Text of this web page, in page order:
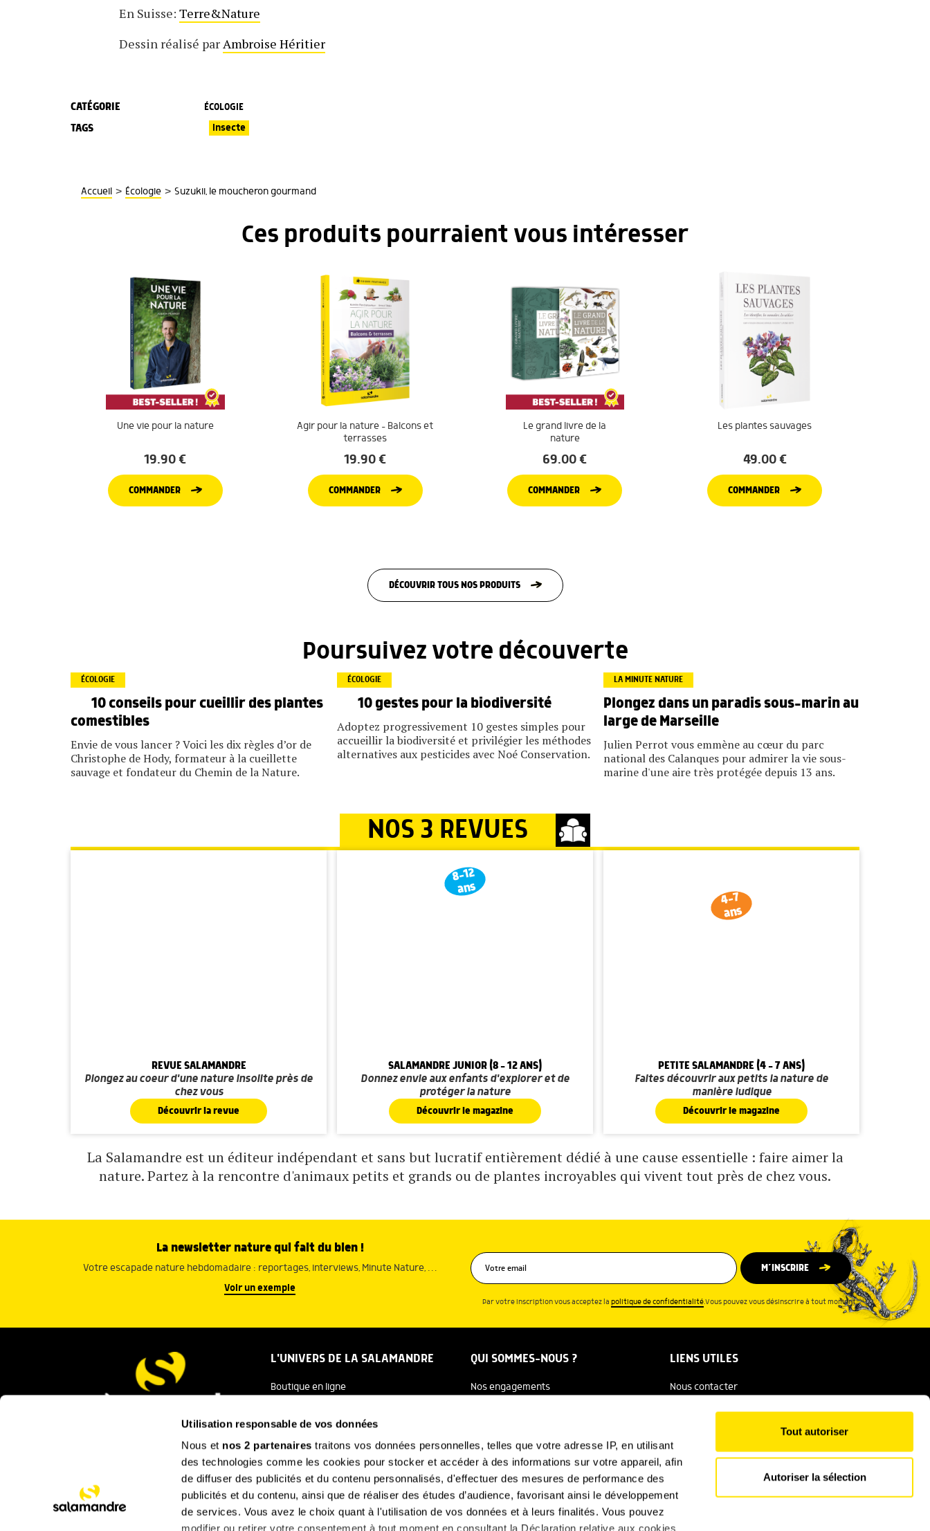
Utilisation responsable de vos données
Nous et nos 2 partenaires traitons vos données personnelles, telles que votre adresse IP, en utilisant
des technologies comme les cookies pour stocker et accéder à des informations sur votre appareil, afin
de diffuser des publicités et du contenu personnalisés, d'effectuer des mesures de performance des
publicités et du contenu, ainsi que de réaliser des études d’audience, favorisant ainsi le développement
de services. Vous avez le choix quant à l'utilisation de vos données et à leurs finalités. Vous pouvez
modifier ou retirer votre consentement à tout moment en consultant la Déclaration relative aux cookies
Tout autoriser
Autoriser la sélection
En Suisse:Terre&Nature
Dessin réalisé parAmbroise Héritier
CATÉGORIE ÉCOLOGIE
TAGS Insecte
Accueil > Écologie > Suzukii, le moucheron gourmand
Ces produits pourraient vous intéresser
Une vie pour la nature
19.90€
COMMANDER
Agir pour la nature – Balcons et
terrasses
19.90€
COMMANDER
Le grand livre de la
nature
69.00€
COMMANDER
Les plantes sauvages
49.00€
COMMANDER
DÉCOUVRIR TOUS NOS PRODUITS
Poursuivez votre découverte
ÉCOLOGIE
10 conseils pour cueillir des plantes
comestibles
Envie de vous lancer ? Voici les dix règles d’or de
Christophe de Hody, formateur à la cueillette
sauvage et fondateur du Chemin de la Nature.
ÉCOLOGIE
10 gestes pour la biodiversité
Adoptez progressivement 10 gestes simples pour
accueillir la biodiversité et privilégier les méthodes
alternatives aux pesticides avec Noé Conservation.
LA MINUTE NATURE
Plongez dans un paradis sous-marin au
large de Marseille
Julien Perrot vous emmène au cœur du parc
national des Calanques pour admirer la vie sous-
marine d'une aire très protégée depuis 13 ans.
NOS 3 REVUES
REVUE SALAMANDRE
Plongez au coeur d'une nature insolite près de
chez vous
Découvrir la revue
8-12
ans
SALAMANDRE JUNIOR (8 - 12 ANS)
Donnez envie aux enfants d'explorer et de
protéger la nature
Découvrir le magazine
4-7
ans
PETITE SALAMANDRE (4 - 7 ANS)
Faites découvrir aux petits la nature de
manière ludique
Découvrir le magazine
La Salamandre est un éditeur indépendant et sans but lucratif entièrement dédié à une cause essentielle : faire aimer la
nature. Partez à la rencontre d'animaux petits et grands ou de plantes incroyables qui vivent tout près de chez vous.
La newsletter nature qui fait du bien !
Votre escapade nature hebdomadaire : reportages, interviews, Minute Nature, …
Voir un exemple
M’INSCRIRE
Par votre inscription vous acceptez lapolitique de confidentialité.Vous pouvez vous désinscrire à tout moment.
L'UNIVERS DE LA SALAMANDRE
Boutique en ligne
Festival Salamandre
La Minute Nature
SUIVEZ-NOUS
QUI SOMMES-NOUS ?
Nos engagements
L'équipe
Nous soutenir
FAQ
LIENS UTILES
Nous contacter
Espace presse
Conditions générales d'utilisation
Politique de confidentialité